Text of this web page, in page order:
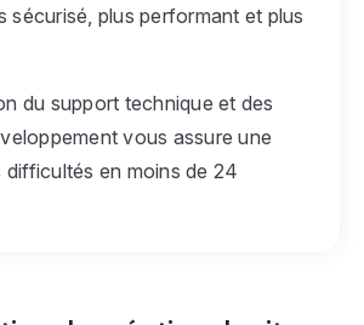
sécurisé, plus performant et plus
du support technique et des
vous assure une
difficultés en moins de 24